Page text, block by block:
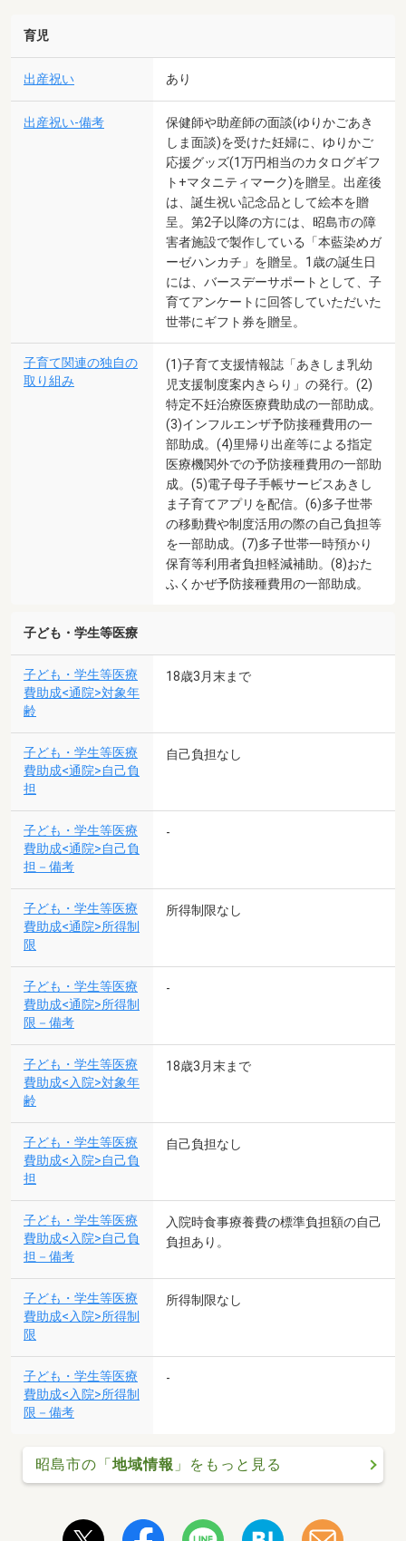
育児
出産祝い あり
出産祝い-備考
保健師や助産師の面談(ゆりかごあき
しま面談)を受けた妊婦に、ゆりかご
応援グッズ(1万円相当のカタログギフ
ト+マタニティマーク)を贈呈。出産後
は、誕生祝い記念品として絵本を贈
呈。第2子以降の方には、昭島市の障
害者施設で製作している「本藍染めガ
ーゼハンカチ」を贈呈。1歳の誕生日
には、バースデーサポートとして、子
育てアンケートに回答していただいた
世帯にギフト券を贈呈。
子育て関連の独自の
取り組み
(1)子育て支援情報誌「あきしま乳幼
児支援制度案内きらり」の発行。(2)
特定不妊治療医療費助成の一部助成。
(3)インフルエンザ予防接種費用の一
部助成。(4)里帰り出産等による指定
医療機関外での予防接種費用の一部助
成。(5)電子母子手帳サービスあきし
ま子育てアプリを配信。(6)多子世帯
の移動費や制度活用の際の自己負担等
を一部助成。(7)多子世帯一時預かり
保育等利用者負担軽減補助。(8)おた
ふくかぜ予防接種費用の一部助成。
子ども・学生等医療
子ども・学生等医療
費助成<通院>対象年
齢
18歳3月末まで
子ども・学生等医療
費助成<通院>自己負
担
自己負担なし
子ども・学生等医療
費助成<通院>自己負
担－備考
-
子ども・学生等医療
費助成<通院>所得制
限
所得制限なし
子ども・学生等医療
費助成<通院>所得制
限－備考
-
子ども・学生等医療
費助成<入院>対象年
齢
18歳3月末まで
子ども・学生等医療
費助成<入院>自己負
担
自己負担なし
子ども・学生等医療
費助成<入院>自己負
担－備考
入院時食事療養費の標準負担額の自己
負担あり。
子ども・学生等医療
費助成<入院>所得制
限
所得制限なし
子ども・学生等医療
費助成<入院>所得制
限－備考
-
昭島市の「地域情報 」をもっと見る